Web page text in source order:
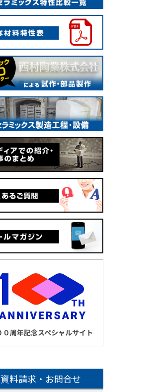
資料請求・お問合せ